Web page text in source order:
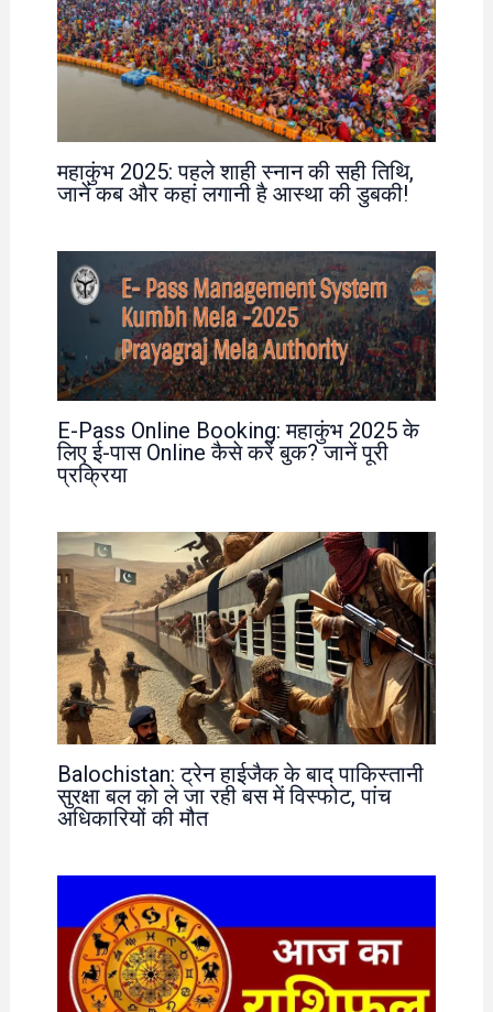
महाकुंभ 2025: पहले शाही स्नान की सही तिथि,
जानें कब और कहां लगानी है आस्था की डुबकी!
E-Pass Online Booking: महाकुंभ 2025 के
लिए ई-पास Online कैसे करें बुक? जानें पूरी
प्रक्रिया
Balochistan: ट्रेन हाईजैक के बाद पाकिस्तानी
सुरक्षा बल को ले जा रही बस में विस्फोट, पांच
अधिकारियों की मौत